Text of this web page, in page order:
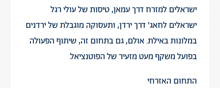
ישראלים למזרח דרך עמאן, טיסות של עולי רגל
ישראלים לחאג' דרך ירדן, ותעסוקה מוגבלת של ירדנים
במלונות באילת. אולם, גם בתחום זה, שיתוף הפעולה
בפועל משקף מעט מזעיר של הפוטנציאל.
התחום האזרחי